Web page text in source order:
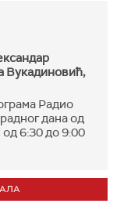
Вукадиновић,
Радио
дана од
6:30 до 9:00